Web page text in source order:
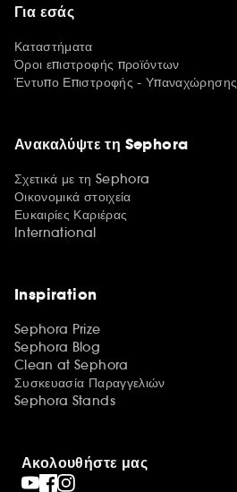
Για εσάς
Καταστήματα
Όροι επιστροφής προϊόντων
Έντυπο Επιστροφής - Υπαναχώρησης
Ανακαλύψτε τη Sephora
Σχετικά με τη Sephora
Οικονομικά στοιχεία
Ευκαιρίες Καριέρας
International
Inspiration
Sephora Prize
Sephora Blog
Clean at Sephora
Συσκευασία Παραγγελιών
Sephora Stands
Ακολουθήστε μας